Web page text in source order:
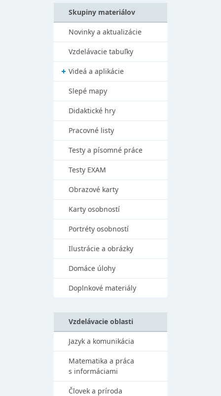
Skupiny materiálov
Novinky a aktualizácie
Vzdelávacie tabuľky
Videá a aplikácie
Slepé mapy
Didaktické hry
Pracovné listy
Testy a písomné práce
Testy EXAM
Obrazové karty
Karty osobností
Portréty osobností
Ilustrácie a obrázky
Domáce úlohy
Doplnkové materiály
Vzdelávacie oblasti
Jazyk a komunikácia
Matematika a práca
s informáciami
Človek a príroda